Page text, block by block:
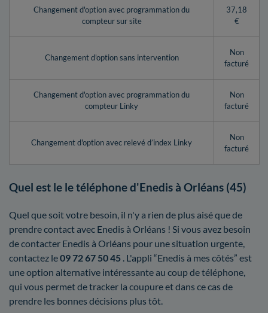
Changement d'option avec programmation du
compteur sur site
37,18
€
Changement d'option sans intervention
Non
facturé
Changement d'option avec programmation du
compteur Linky
Non
facturé
Changement d'option avec relevé d’index Linky
Non
facturé
Quel est le le téléphone d'Enedis à Orléans (45)
Quel que soit votre besoin, il n'y a rien de plus aisé que de
prendre contact avec Enedis à Orléans ! Si vous avez besoin
de contacter Enedis à Orléans pour une situation urgente,
contactez le09 72 67 50 45 . L'appli “Enedis à mes côtés” est
une option alternative intéressante au coup de téléphone,
qui vous permet de tracker la coupure et dans ce cas de
prendre les bonnes décisions plus tôt.